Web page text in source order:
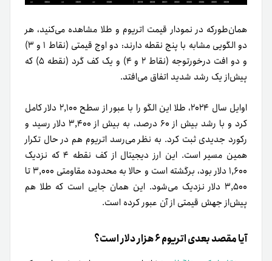
همان‌طورکه در نمودار قیمت اتریوم و طلا مشاهده می‌کنید، هر
دو الگویی مشابه با پنج نقطه دارند: دو اوج قیمتی (نقاط ۱ و ۳)
و دو افت درخورتوجه (نقاط ۲ و ۴) و یک کف گرد (نقطه ۵) که
پیش‌از یک رشد شدید اتفاق می‌افتد.
اوایل سال ۲۰۲۴، طلا این الگو را با عبور از سطح ۲,۱۰۰ دلار کامل
کرد و با رشد بیش از ۶۰ درصد، به بیش از ۳,۴۰۰ دلار رسید و
رکورد جدیدی ثبت کرد. به نظر می‌رسد اتریوم هم در حال تکرار
همین مسیر است. این ارز دیجیتال از کف نقطه ۴ که نزدیک
۱,۶۰۰ دلار بود، برگشته است و حالا به محدوده مقاومتی ۳,۰۰۰ تا
۳,۵۰۰ دلار نزدیک می‌شود. این همان جایی است که طلا هم
پیش‌از جهش قیمتی از آن عبور کرده است.
آیا مقصد بعدی اتریوم ۶ هزار دلار است؟